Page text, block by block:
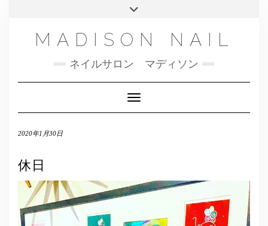
NAILBOOK(ご予約はこちら）
FACEBOOK
メール
MADISON NAIL
ネイルサロン マディソン
Toggle Navigation
2020年1月30日
休日